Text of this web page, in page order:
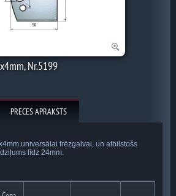
Nr.5199
PRECES APRAKSTS
universālai frēzgalvai, un atbilstošs
līdz 24mm.